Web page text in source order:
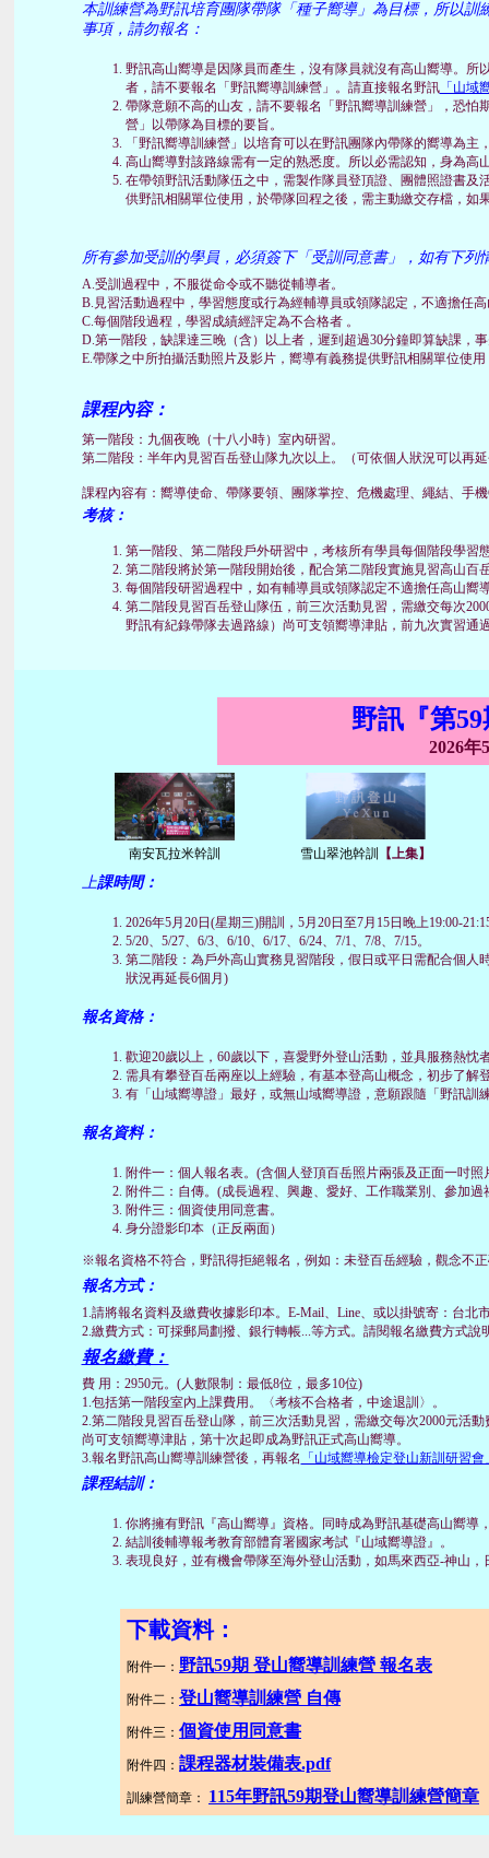
本訓練營為野訊培育團隊帶隊「種子嚮導」為目標，所以
事項，請勿報名：
野訊高山嚮導是因隊員而產生，沒有隊員就沒有高山嚮導。
者，請不要報名「野訊嚮導訓練營」。請直接報名野訊「山域
帶隊意願不高的山友，請不要報名「野訊嚮導訓練營」，恐
營」以帶隊為目標的要旨。
「野訊嚮導訓練營」以培育可以在野訊團隊內帶隊的嚮導為
高山嚮導對該路線需有一定的熟悉度。所以必需認知，身為
在帶領野訊活動隊伍之中，需製作隊員登頂證、團體照證書
供野訊相關單位使用，於帶隊回程之後，需主動繳交存檔，如
所有參加受訓的學員，必須簽下「受訓同意書」，如有下列
A.受訓過程中，不服從命令或不聽從輔導者。
B.見習活動過程中，學習態度或行為經輔導員或領隊認定，不適擔任
C.每個階段過程，學習成績經評定為不合格者 。
D.第一階段，缺課達三晚（含）以上者，遲到超過30分鐘即算缺課，
E.帶隊之中所拍攝活動照片及影片，嚮導有義務提供野訊相關單位使
課程內容：
第一階段：九個夜晚（十八小時）室內研習。
第二階段：半年內見習百岳登山隊九次以上。（可依個人狀況可以再
課程內容有：嚮導使命、帶隊要領、團隊掌控、危機處理、繩結、手
考核：
第一階段、第二階段戶外研習中，考核所有學員每個階段學
第二階段將於第一階段開始後，配合第二階段實施見習高山百
每個階段研習過程中，如有輔導員或領隊認定不適擔任高山嚮
第二階段見習百岳登山隊伍，前三次活動見習，需繳交每次
野訊有紀錄帶隊去過路線）尚可支領嚮導津貼，前九次實習通
野訊『第
2026年
南安瓦拉米幹訓 雪山翠池幹訓 【上集】
上課時間：
2026年5月20日(星期三)開訓，5月20日至7月15日晚上19:00-
5/20、5/27、6/3、6/10、6/17、6/24、7/1、7/8、7/15。
第二階段：為戶外高山實務見習階段，假日或平日需配合個
狀況再延長6個月)
報名資格：
歡迎20歲以上，60歲以下，喜愛野外登山活動，並具服務熱忱
需具有攀登百岳兩座以上經驗，有基本登高山概念，初步了
有「山域嚮導證」最好，或無山域嚮導證，意願跟隨「野訊
報名資料：
附件一：個人報名表。(含個人登頂百岳照片兩張及正面一吋照
附件二：自傳。(成長過程、興趣、愛好、工作職業別、參加
附件三：個資使用同意書。
身分證影印本（正反兩面）
※報名資格不符合，野訊得拒絕報名，例如：未登百岳經驗，觀念不
報名方式：
1.請將報名資料及繳費收據影印本。E-Mail、Line、或以掛號寄：台北
2.繳費方式：可採郵局劃撥、銀行轉帳...等方式。請閱報名繳費方式說
報名繳費：
費 用：2950元。(人數限制：最低8位，最多10位)
1.包括第一階段室內上課費用。〈考核不合格者，中途退訓〉。
2.第二階段見習百岳登山隊，前三次活動見習，需繳交每次2000元活
尚可支領嚮導津貼，第十次起即成為野訊正式高山嚮導。
3.報名野訊高山嚮導訓練營後，再報名
「山域嚮導檢定登山新訓研習會
課程結訓：
你將擁有野訊『高山嚮導』資格。同時成為野訊基礎高山嚮
結訓後輔導報考教育部體育署國家考試『山域嚮導證』。
表現良好，並有機會帶隊至海外登山活動，如馬來西亞-神山
下載資料：
附件一： 野訊59期 登山嚮導訓練營 報名表
附件二： 登山嚮導訓練營 自傳
附件三： 個資使用同意書
附件四： 課程器材裝備表.pdf
訓練營簡章： 115年野訊59期登山嚮導訓練營簡章